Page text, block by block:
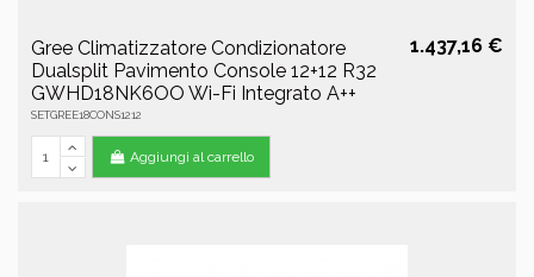
Gree Climatizzatore Condizionatore
Dualsplit Pavimento Console 12+12 R32
GWHD18NK6OO Wi-Fi Integrato A++
SETGREE18CONS1212
1.437,16 €
Aggiungi al carrello